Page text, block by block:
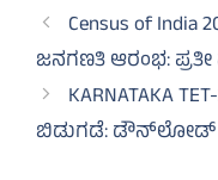
Census of India
ಜನಗಣತಿ ಆರಂಭ:
KARNATAKA
ಬಿಡುಗಡೆ: ಡೌನ್‌ಲೋಡ್